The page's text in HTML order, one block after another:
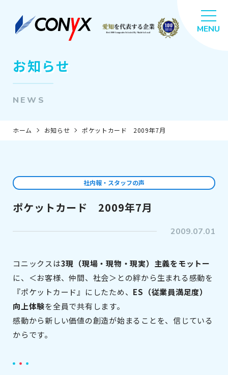
お知らせ
NEWS
ホーム お知らせ ポケットカード 2009年7月
社内報・スタッフの声
ポケットカード 2009年7月
2009.07.01
コニックスは3現（現場・現物・現実）主義をモットー
に、＜お客様、仲間、社会＞との絆から生まれる感動を
『ポケットカード』にしたため、 ES（従業員満足度）
向上体験を全員で共有します。
感動から新しい価値の創造が始まることを、信じている
からです。